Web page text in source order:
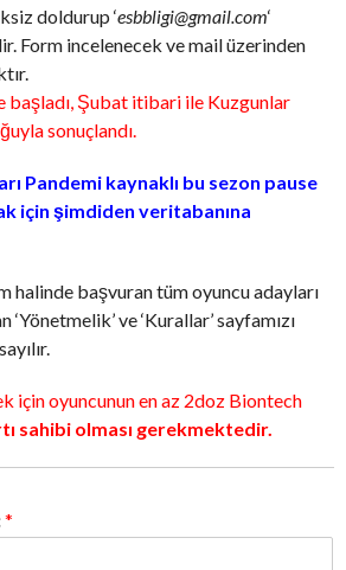
doldurup ‘esbbligi@gmail.com‘
Form incelenecek ve mail üzerinden
başladı, Şubat itibari ile Kuzgunlar
sonuçlandı.
Pandemi kaynaklı bu sezon pause
için şimdiden veritabanına
halinde başvuran tüm oyuncu adayları
ve ‘Kurallar’ sayfamızı
için oyuncunun en az 2doz Biontech
sahibi olması gerekmektedir.
*